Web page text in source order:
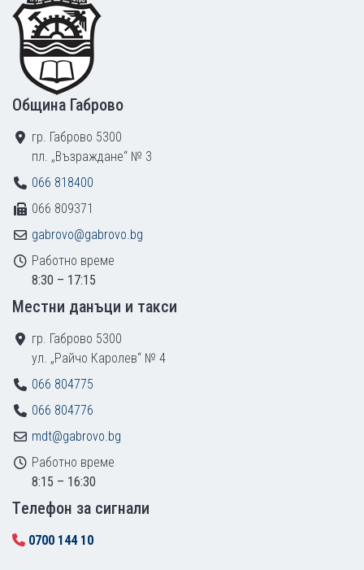
Община Габрово
гр. Габрово 5300
пл. „Възраждане“ № 3
066 818400
066 809371
gabrovo@gabrovo.bg
Работно време
8:30 – 17:15
Местни данъци и такси
гр. Габрово 5300
ул. „Райчо Каролев“ № 4
066 804775
066 804776
mdt@gabrovo.bg
Работно време
8:15 – 16:30
Tелефон за сигнали
0700 144 10